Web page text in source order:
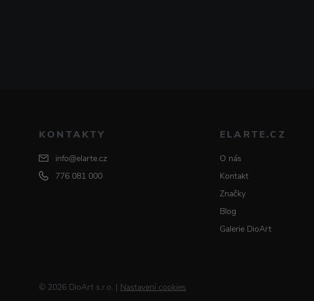
KONTAKTY
info@elarte.cz
776 081 000
ELARTE.CZ
O nás
Kontakt
Značky
Blog
Galerie DioArt
© 2026 DioArt s.r.o. | Nastavení cookies